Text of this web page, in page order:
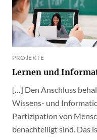
PROJEKTE
Lernen und
[…] Den Anschluss
Wissens- und
Partizipation von
benachteiligt sind. Das